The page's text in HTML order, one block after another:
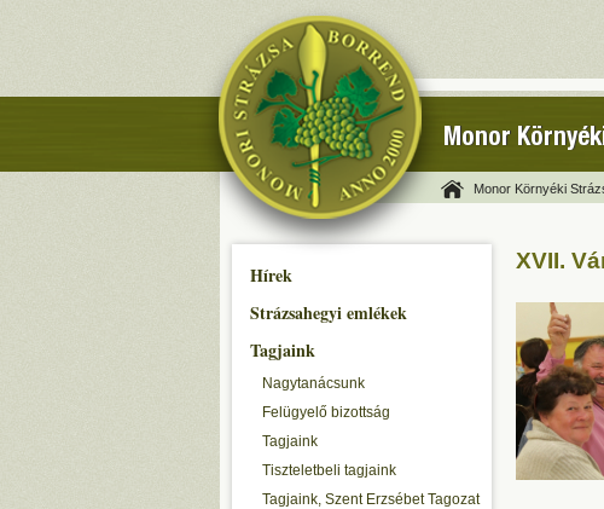
Monor
Monor Környéki
Hírek
Strázsahegyi emlékek
Tagjaink
Nagytanácsunk
Felügyelő bizottság
Tagjaink
Tiszteletbeli tagjaink
Tagjaink, Szent Erzsébet Tagozat
XVII.